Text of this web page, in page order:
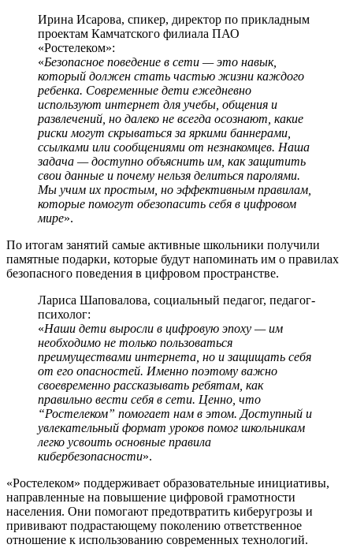
Ирина Исарова, спикер, директор по прикладным
проектам Камчатского филиала ПАО
«Ростелеком»:
«Безопасное поведение в сети — это навык,
который должен стать частью жизни каждого
ребенка. Современные дети ежедневно
используют интернет для учебы, общения и
развлечений, но далеко не всегда осознают, какие
риски могут скрываться за яркими баннерами,
ссылками или сообщениями от незнакомцев. Наша
задача — доступно объяснить им, как защитить
свои данные и почему нельзя делиться паролями.
Мы учим их простым, но эффективным правилам,
которые помогут обезопасить себя в цифровом
мире».
По итогам занятий самые активные школьники получили
памятные подарки, которые будут напоминать им о правилах
безопасного поведения в цифровом пространстве.
Лариса Шаповалова, социальный педагог, педагог-
психолог:
«Наши дети выросли в цифровую эпоху — им
необходимо не только пользоваться
преимуществами интернета, но и защищать себя
от его опасностей. Именно поэтому важно
своевременно рассказывать ребятам, как
правильно вести себя в сети. Ценно, что
“Ростелеком” помогает нам в этом. Доступный и
увлекательный формат уроков помог школьникам
легко усвоить основные правила
кибербезопасности».
«Ростелеком» поддерживает образовательные инициативы,
направленные на повышение цифровой грамотности
населения. Они помогают предотвратить киберугрозы и
прививают подрастающему поколению ответственное
отношение к использованию современных технологий.